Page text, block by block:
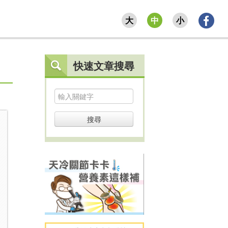
大 中 小
快速文章搜尋
搜尋